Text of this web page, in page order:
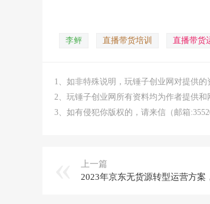
李鲆 直播带货培训 直播带货
1、如非特殊说明，玩锤子创业网对提供
2、玩锤子创业网所有资料均为作者提供
3、如有侵犯你版权的，请来信（邮箱
上一篇